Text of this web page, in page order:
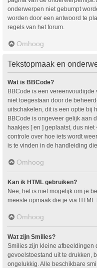
onderwerpen niet gebumpt
worden door een antwoord te
regels van het forum.
Omhoog
Tekstopmaak en
Wat is BBCode?
BBCode is een vereenvoudigde
niet toegestaan door de
uitschakelen, dit is een optie bij
BBCode is ongeveer gelijk aan
haakjes [ en ] geplaatst, dus
controle over hoe iets wordt
is te vinden in de handleiding
Omhoog
Kan ik HTML gebruiken?
Nee, het is niet mogelijk om je
meeste opmaak die je via
Omhoog
Wat zijn Smilies?
Smilies zijn kleine afbeeldingen
gevoelstoestand uit te drukken,
ongelukkig. Alle beschikbare